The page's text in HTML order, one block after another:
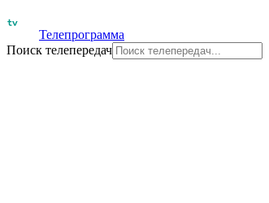
Телепрограмма
Поиск телепередач